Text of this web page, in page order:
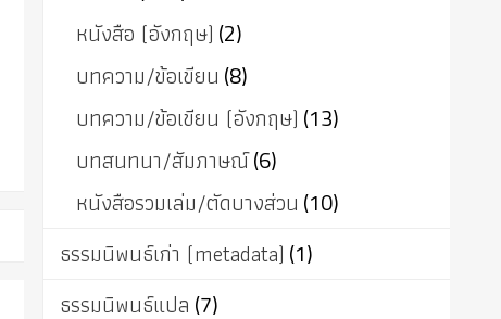
หนังสือ (อังกฤษ) (2)
บทความ/ข้อเขียน (8)
บทความ/ข้อเขียน (อังกฤษ) (13)
บทสนทนา/สัมภาษณ์(6)
หนังสือรวมเล่ม/ตัดบางส่วน (10)
ธรรมนิพนธ์เก่า (metadata) (1)
ธรรมนิพนธ์แปล (7)